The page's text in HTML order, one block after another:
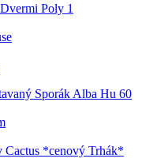
Poly 1
Sporák Alba Hu 60
Cactus *cenový Trhák*